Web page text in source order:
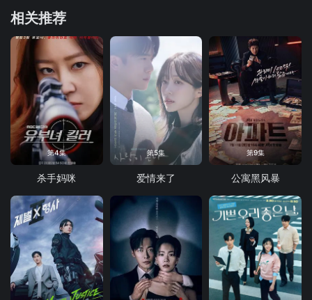
相关推荐
第4集
杀手妈咪
第5集
爱情来了
第9集
公寓黑风暴